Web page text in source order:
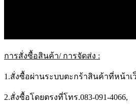
การสั่งซื้อสินค้า/ การจัดส่ง :
1.สั่งซื้อผ่านระบบตะกร้าสินค้าที่หน้าเ
2.สั่งซื้อโดยตรงที่โทร.083-091-4066,